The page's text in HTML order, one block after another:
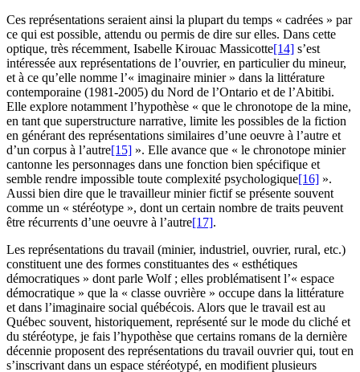
Ces représentations seraient ainsi la plupart du temps « cadrées » par
ce qui est possible, attendu ou permis de dire sur elles. Dans cette
optique, très récemment, Isabelle Kirouac Massicotte[14] s’est
intéressée aux représentations de l’ouvrier, en particulier du mineur,
et à ce qu’elle nomme l’« imaginaire minier » dans la littérature
contemporaine (1981-2005) du Nord de l’Ontario et de l’Abitibi.
Elle explore notamment l’hypothèse « que le chronotope de la mine,
en tant que superstructure narrative, limite les possibles de la fiction
en générant des représentations similaires d’une oeuvre à l’autre et
d’un corpus à l’autre[15] ». Elle avance que « le chronotope minier
cantonne les personnages dans une fonction bien spécifique et
semble rendre impossible toute complexité psychologique[16] ».
Aussi bien dire que le travailleur minier fictif se présente souvent
comme un « stéréotype », dont un certain nombre de traits peuvent
être récurrents d’une oeuvre à l’autre[17].
Les représentations du travail (minier, industriel, ouvrier, rural, etc.)
constituent une des formes constituantes des « esthétiques
démocratiques » dont parle Wolf ; elles problématisent l’« espace
démocratique » que la « classe ouvrière » occupe dans la littérature
et dans l’imaginaire social québécois. Alors que le travail est au
Québec souvent, historiquement, représenté sur le mode du cliché et
du stéréotype, je fais l’hypothèse que certains romans de la dernière
décennie proposent des représentations du travail ouvrier qui, tout en
s’inscrivant dans un espace stéréotypé, en modifient plusieurs